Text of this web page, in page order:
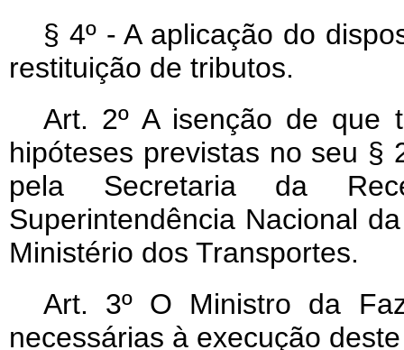
§ 4º - A aplicação do
restituição de tributos.
Art. 2º A isenção de que
hipóteses previstas no seu §
pela Secretaria da
Superintendência Nacional
Ministério dos Transportes.
Art. 3º O Ministro da
necessárias à execução